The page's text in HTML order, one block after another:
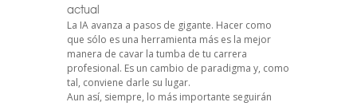
actual
La IA avanza a pasos de gigante. Hacer como
que sólo es una herramienta más es la mejor
manera de cavar la tumba de tu carrera
profesional. Es un cambio de paradigma y, como
tal, conviene darle su lugar.
Aun así, siempre, lo más importante seguirán